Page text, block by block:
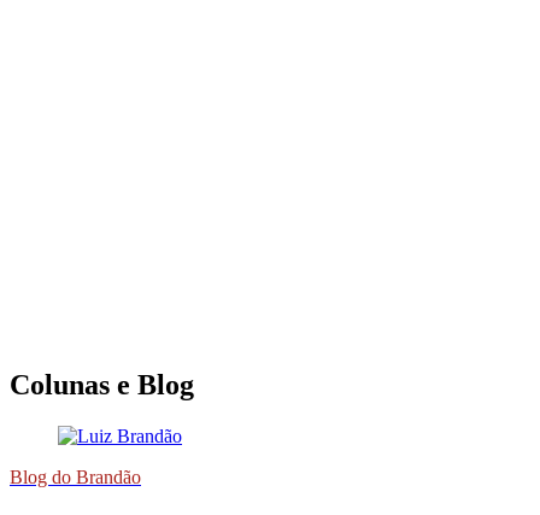
Colunas e Blog
Blog do Brandão